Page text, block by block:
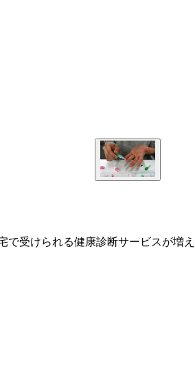
受けられる健康診断サービスが増